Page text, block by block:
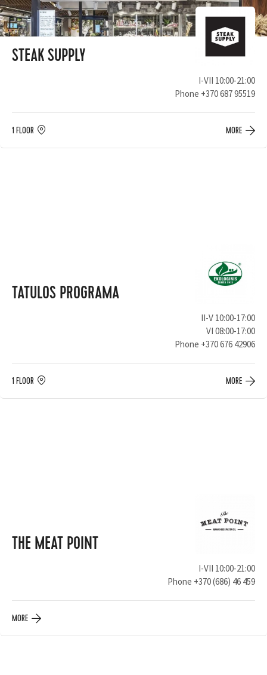
STEAK SUPPLY
I-VII 10:00-21:00
Phone +370 687 95519
1 FLOOR MORE
TATULOS PROGRAMA
II-V 10:00-17:00
VI 08:00-17:00
Phone +370 676 42906
1 FLOOR MORE
THE MEAT POINT
I-VII 10:00-21:00
Phone +370 (686) 46 459
MORE